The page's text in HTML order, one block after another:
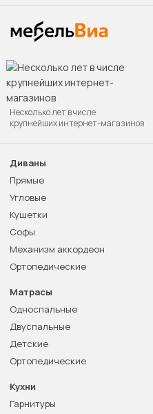
Несколько лет в числе
крупнейших интернет-магазинов
Диваны
Прямые
Угловые
Кушетки
Софы
Механизм аккордеон
Ортопедические
Матрасы
Односпальные
Двуспальные
Детские
Ортопедические
Кухни
Гарнитуры